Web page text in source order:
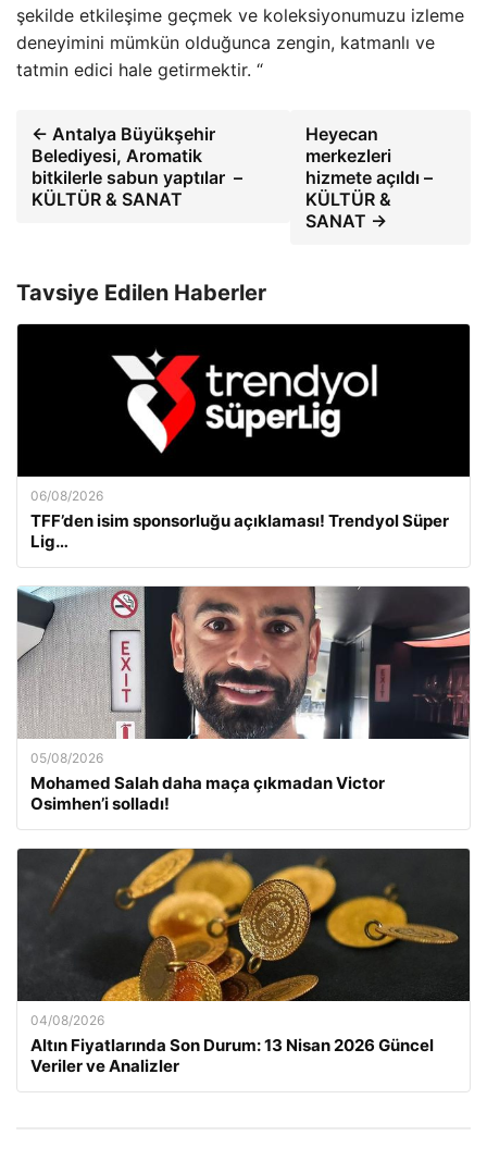
şekilde etkileşime geçmek ve koleksiyonumuzu izleme
deneyimini mümkün olduğunca zengin, katmanlı ve
tatmin edici hale getirmektir. “
← Antalya Büyükşehir
Belediyesi, Aromatik
bitkilerle sabun yaptılar –
KÜLTÜR & SANAT
Heyecan
merkezleri
hizmete açıldı –
KÜLTÜR &
SANAT →
Tavsiye Edilen Haberler
06/08/2026
TFF’den isim sponsorluğu açıklaması! Trendyol Süper
Lig…
05/08/2026
Mohamed Salah daha maça çıkmadan Victor
Osimhen’i solladı!
04/08/2026
Altın Fiyatlarında Son Durum: 13 Nisan 2026 Güncel
Veriler ve Analizler